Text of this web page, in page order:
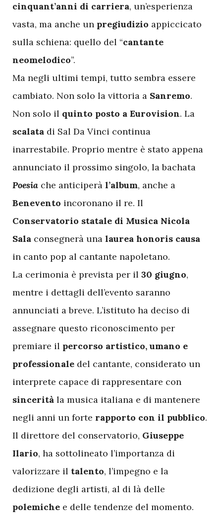
cinquant’anni di carriera, un’esperienza
vasta, ma anche un pregiudizio appiccicato
sulla schiena: quello del “cantante
neomelodico”.
Ma negli ultimi tempi, tutto sembra essere
cambiato. Non solo la vittoria a Sanremo.
Non solo il quinto posto a Eurovision. La
scalata di Sal Da Vinci continua
inarrestabile. Proprio mentre è stato appena
annunciato il prossimo singolo, la bachata
Poesia che anticiperà l’album, anche a
Benevento incoronano il re. Il
Conservatorio statale di Musica Nicola
Sala consegnerà una laurea honoris causa
in canto pop al cantante napoletano.
La cerimonia è prevista per il 30 giugno,
mentre i dettagli dell’evento saranno
annunciati a breve. L’istituto ha deciso di
assegnare questo riconoscimento per
premiare il percorso artistico, umano e
professionale del cantante, considerato un
interprete capace di rappresentare con
sincerità la musica italiana e di mantenere
negli anni un forte rapporto con il pubblico.
Il direttore del conservatorio, Giuseppe
Ilario, ha sottolineato l’importanza di
valorizzare il talento, l’impegno e la
dedizione degli artisti, al di là delle
polemiche e delle tendenze del momento.